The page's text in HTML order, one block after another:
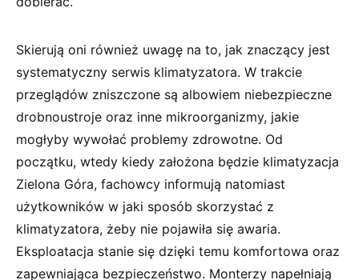
Skierują oni również uwagę na to, jak znaczący jest
systematyczny serwis klimatyzatora. W trakcie
przeglądów zniszczone są albowiem niebezpieczne
drobnoustroje oraz inne mikroorganizmy, jakie
mogłyby wywołać problemy zdrowotne. Od
początku, wtedy kiedy założona będzie klimatyzacja
Zielona Góra, fachowcy informują natomiast
użytkowników w jaki sposób skorzystać z
klimatyzatora, żeby nie pojawiła się awaria.
Eksploatacja stanie się dzięki temu komfortowa oraz
zapewniająca bezpieczeństwo. Monterzy napełniają